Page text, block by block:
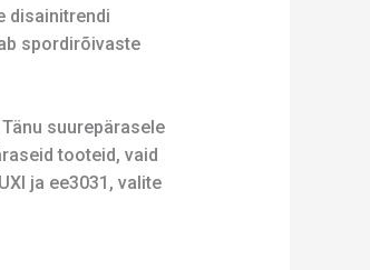
disainitrendi
spordirõivaste
suurepärasele
tooteid, vaid
ja ee3031, valite